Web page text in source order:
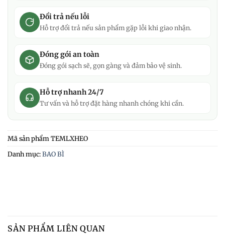
Đổi trả nếu lỗi
Hỗ trợ đổi trả nếu sản phẩm gặp lỗi khi giao nhận.
Đóng gói an toàn
Đóng gói sạch sẽ, gọn gàng và đảm bảo vệ sinh.
Hỗ trợ nhanh 24/7
Tư vấn và hỗ trợ đặt hàng nhanh chóng khi cần.
Mã sản phẩm TEMLXHEO
Danh mục:BAO BÌ
SẢN PHẨM LIÊN QUAN